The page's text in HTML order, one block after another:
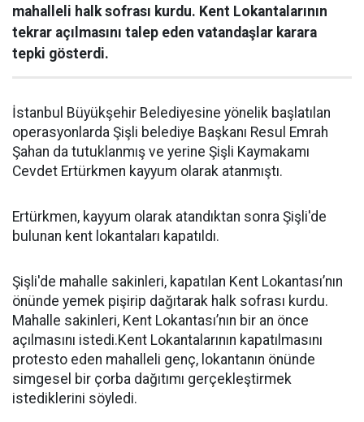
mahalleli halk sofrası kurdu. Kent Lokantalarının
tekrar açılmasını talep eden vatandaşlar karara
tepki gösterdi.
İstanbul Büyükşehir Belediyesine yönelik başlatılan
operasyonlarda Şişli belediye Başkanı Resul Emrah
Şahan da tutuklanmış ve yerine Şişli Kaymakamı
Cevdet Ertürkmen kayyum olarak atanmıştı.
Ertürkmen, kayyum olarak atandıktan sonra Şişli'de
bulunan kent lokantaları kapatıldı.
Şişli'de mahalle sakinleri, kapatılan Kent Lokantası’nın
önünde yemek pişirip dağıtarak halk sofrası kurdu.
Mahalle sakinleri, Kent Lokantası’nın bir an önce
açılmasını istedi.Kent Lokantalarının kapatılmasını
protesto eden mahalleli genç, lokantanın önünde
simgesel bir çorba dağıtımı gerçekleştirmek
istediklerini söyledi.